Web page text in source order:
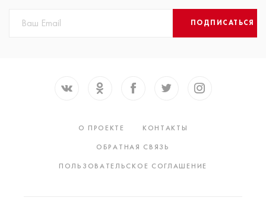
ПОДПИСАТЬСЯ
О ПРОЕКТЕ
КОНТАКТЫ
ОБРАТНАЯ СВЯЗЬ
ПОЛЬЗОВАТЕЛЬСКОЕ СОГЛАШЕНИЕ